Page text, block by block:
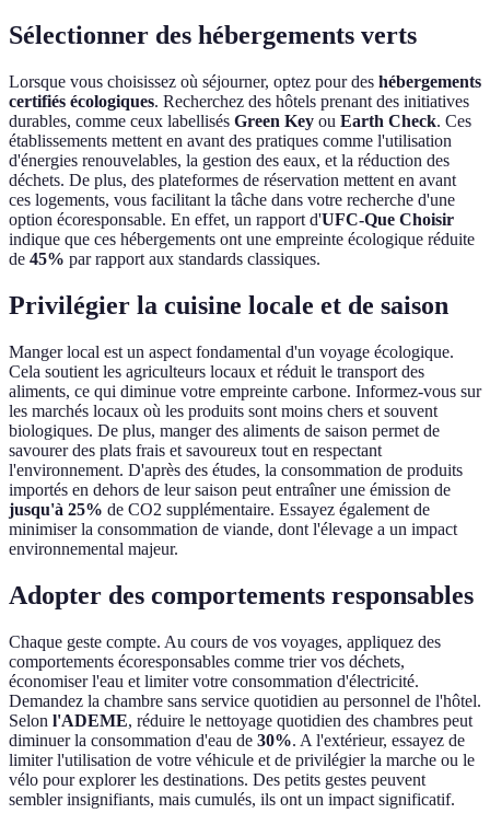
Sélectionner des hébergements verts
Lorsque vous choisissez où séjourner, optez pour des hébergements
certifiés écologiques. Recherchez des hôtels prenant des initiatives
durables, comme ceux labellisés Green Key ou Earth Check. Ces
établissements mettent en avant des pratiques comme l'utilisation
d'énergies renouvelables, la gestion des eaux, et la réduction des
déchets. De plus, des plateformes de réservation mettent en avant
ces logements, vous facilitant la tâche dans votre recherche d'une
option écoresponsable. En effet, un rapport d'UFC-Que Choisir
indique que ces hébergements ont une empreinte écologique réduite
de 45% par rapport aux standards classiques.
Privilégier la cuisine locale et de saison
Manger local est un aspect fondamental d'un voyage écologique.
Cela soutient les agriculteurs locaux et réduit le transport des
aliments, ce qui diminue votre empreinte carbone. Informez-vous sur
les marchés locaux où les produits sont moins chers et souvent
biologiques. De plus, manger des aliments de saison permet de
savourer des plats frais et savoureux tout en respectant
l'environnement. D'après des études, la consommation de produits
importés en dehors de leur saison peut entraîner une émission de
jusqu'à 25% de CO2 supplémentaire. Essayez également de
minimiser la consommation de viande, dont l'élevage a un impact
environnemental majeur.
Adopter des comportements responsables
Chaque geste compte. Au cours de vos voyages, appliquez des
comportements écoresponsables comme trier vos déchets,
économiser l'eau et limiter votre consommation d'électricité.
Demandez la chambre sans service quotidien au personnel de l'hôtel.
Selon l'ADEME, réduire le nettoyage quotidien des chambres peut
diminuer la consommation d'eau de 30%. A l'extérieur, essayez de
limiter l'utilisation de votre véhicule et de privilégier la marche ou le
vélo pour explorer les destinations. Des petits gestes peuvent
sembler insignifiants, mais cumulés, ils ont un impact significatif.